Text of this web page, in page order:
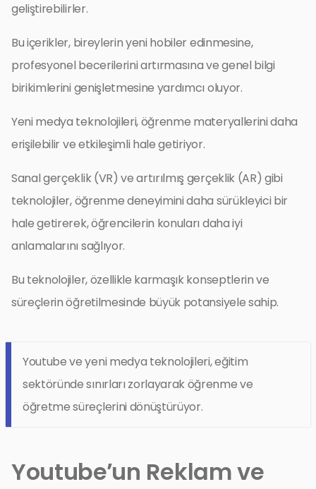
geliştirebilirler.
Bu içerikler, bireylerin yeni hobiler edinmesine,
profesyonel becerilerini artırmasına ve genel bilgi
birikimlerini genişletmesine yardımcı oluyor.
Yeni medya teknolojileri, öğrenme materyallerini daha
erişilebilir ve etkileşimli hale getiriyor.
Sanal gerçeklik (VR) ve artırılmış gerçeklik (AR) gibi
teknolojiler, öğrenme deneyimini daha sürükleyici bir
hale getirerek, öğrencilerin konuları daha iyi
anlamalarını sağlıyor.
Bu teknolojiler, özellikle karmaşık konseptlerin ve
süreçlerin öğretilmesinde büyük potansiyele sahip.
Youtube ve yeni medya teknolojileri, eğitim
sektöründe sınırları zorlayarak öğrenme ve
öğretme süreçlerini dönüştürüyor.
Youtube’un Reklam ve